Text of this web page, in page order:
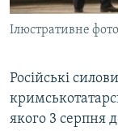
УКРАЇНСЬКА
ІНФОГРАФІКА
ДОЛУЧАЙСЯ!
Усі сайти RFE/
Ілюстративне фото
Російські
якого 3 серпня